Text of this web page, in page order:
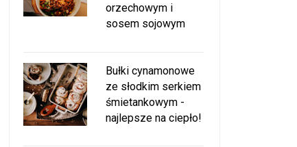
orzechowym i
sosem sojowym
Bułki cynamonowe
ze słodkim serkiem
śmietankowym -
najlepsze na ciepło!